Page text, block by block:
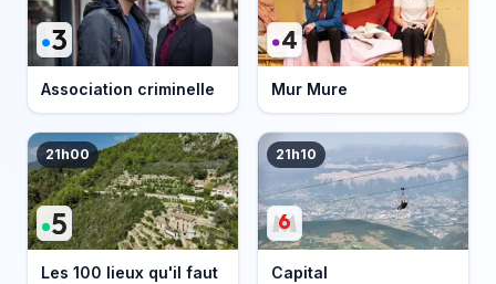
Association criminelle Mur Mure
21h00
Les 100 lieux qu'il faut
21h10
Capital